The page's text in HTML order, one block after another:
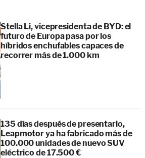
Stella Li, vicepresidenta de BYD: el
futuro de Europa pasa por los
híbridos enchufables capaces de
recorrer más de 1.000 km
135 días después de presentarlo,
Leapmotor ya ha fabricado más de
100.000 unidades de nuevo SUV
eléctrico de 17.500 €